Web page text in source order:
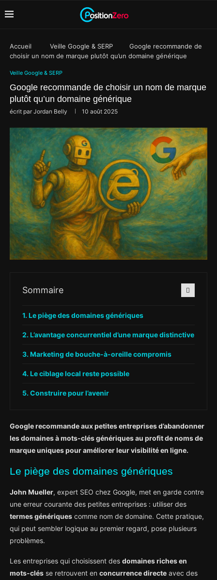
Accueil Veille Google & SERP
Google recommande de
choisir un nom de marque plutôt qu’un domaine générique
Veille Google & SERP
Google recommande de choisir un nom de marque
plutôt qu’un domaine générique
écrit parJordan Belly 10 août 2025
Sommaire
Le piège des domaines génériques
L’avantage concurrentiel d’une marque distinctive
Marketing de bouche-à-oreille compromis
Le ciblage local reste possible
Construire pour l’avenir
Google recommande aux petites entreprises d’abandonner
les domaines à mots-clés génériques au profit de noms de
marque uniques pour améliorer leur visibilité en ligne.
Le piège des domaines génériques
John Mueller, expert SEO chez Google, met en garde contre
une erreur courante des petites entreprises : utiliser des
termes génériques comme nom de domaine. Cette pratique,
qui peut sembler logique au premier regard, pose plusieurs
problèmes.
Les entreprises qui choisissent des domaines riches en
mots-clés se retrouvent en concurrence directe avec des